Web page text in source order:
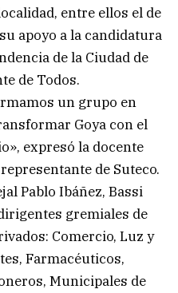
entre ellos el de
apoyo a la candidatura
de la Ciudad de
de Todos.
un grupo en
Goya con el
expresó la docente
de Suteco.
Pablo Ibáñez, Bassi
gremiales de
Comercio, Luz y
Farmacéuticos,
Municipales de